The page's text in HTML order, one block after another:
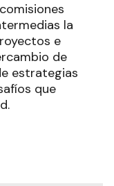
la
e
de
estrategias
que